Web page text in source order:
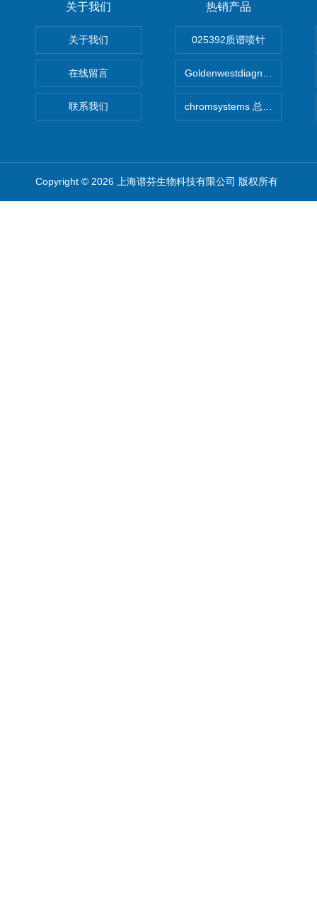
关于我们
关于我们
在线留言
联系我们
热销产品
025392质谱喷针
Goldenwestdiagnostics总代
chromsystems 总代理
Copyright © 2026 上海谱芬生物科技有限公司 版权所有